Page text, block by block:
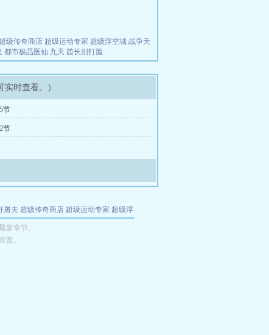
超级传奇商店 超级运动专家 超级浮空城 战争天
都市极品医仙 九天 酋长别打脸
时查看。）
节
节
屠夫 超级传奇商店 超级运动专家 超级浮
特工 我夺舍了魔皇
新章节。
赏。